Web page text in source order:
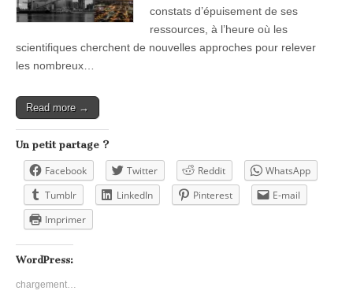
constats d’épuisement de ses
ressources, à l’heure où les
scientifiques cherchent de nouvelles approches pour relever
les nombreux…
Read more →
Un petit partage ?
Facebook Twitter Reddit
WhatsApp
Tumblr
LinkedIn Pinterest
E-mail
Imprimer
WordPress:
chargement…